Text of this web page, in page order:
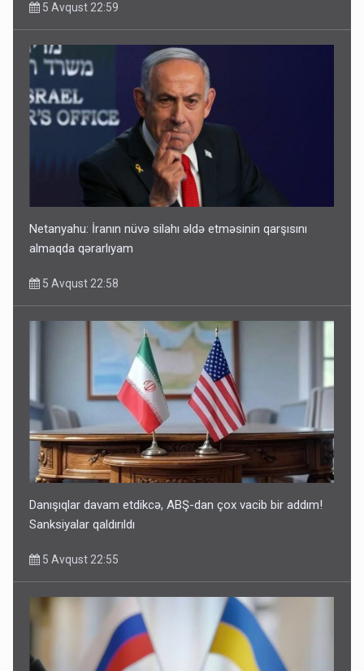
5 Avqust 22:59
Netanyahu: İranın nüvə silahı əldə etməsinin qarşısını
almaqda qərarlıyam
5 Avqust 22:58
Danışıqlar davam etdikcə, ABŞ-dan çox vacib bir addım!
Sanksiyalar qaldırıldı
5 Avqust 22:55